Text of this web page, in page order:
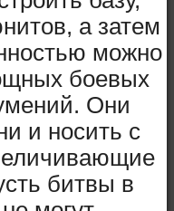
а затем
можно
боевых
Они
и носить с
битвы в